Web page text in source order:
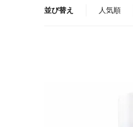
並び替え 人気順